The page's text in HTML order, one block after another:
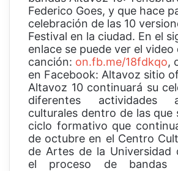
Federico Goes, y que hace
celebración de las 10
Festival en la ciudad. En el
enlace se puede ver el video
canción: on.fb.me/18fdkqo,
en Facebook: Altavoz sitio
Altavoz 10 continuará su
diferentes actividades
culturales dentro de las que
ciclo formativo que
de octubre en el Centro
de Artes de la Universidad
el proceso de bandas